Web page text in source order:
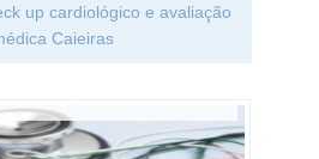
up cardiológico e avaliação
Caieiras